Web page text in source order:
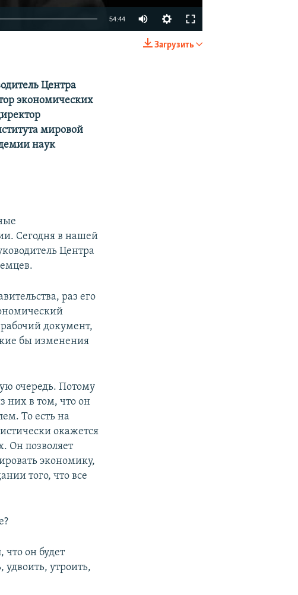
SHARE
54:44
Загрузить
Центра
экономических
мировой
наук
Сегодня в нашей
Центра
раз его
документ,
бы изменения
очередь. Потому
них в том, что он
То есть на
окажется
Он позволяет
экономику,
того, что все
он будет
удвоить, утроить,